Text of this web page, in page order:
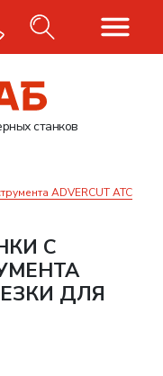
станков
ADVERCUT ATC
С
ДЛЯ